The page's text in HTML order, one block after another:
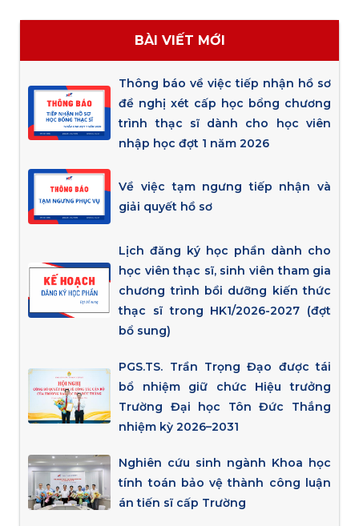
BÀI VIẾT MỚI
Thông báo về việc tiếp nhận hồ sơ
đề nghị xét cấp học bổng chương
trình thạc sĩ dành cho học viên
nhập học đợt 1 năm 2026
Về việc tạm ngưng tiếp nhận và
giải quyết hồ sơ
Lịch đăng ký học phần dành cho
học viên thạc sĩ, sinh viên tham gia
chương trình bồi dưỡng kiến thức
thạc sĩ trong HK1/2026-2027 (đợt
bổ sung)
PGS.TS. Trần Trọng Đạo được tái
bổ nhiệm giữ chức Hiệu trưởng
Trường Đại học Tôn Đức Thắng
nhiệm kỳ 2026–2031
Nghiên cứu sinh ngành Khoa học
tính toán bảo vệ thành công luận
án tiến sĩ cấp Trường